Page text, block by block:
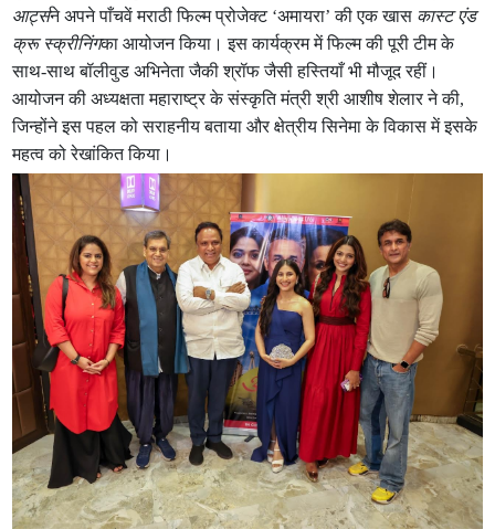
आर्ट्सने अपने पाँचवें मराठी फिल्म प्रोजेक्ट ‘अमायरा’ की एक खास कास्ट एंड
क्रू स्क्रीनिंगका आयोजन किया। इस कार्यक्रम में फिल्म की पूरी टीम के
साथ-साथ बॉलीवुड अभिनेता जैकी श्रॉफ जैसी हस्तियाँ भी मौजूद रहीं।
आयोजन की अध्यक्षता महाराष्ट्र के संस्कृति मंत्री श्री आशीष शेलार ने की,
जिन्होंने इस पहल को सराहनीय बताया और क्षेत्रीय सिनेमा के विकास में इसके
महत्व को रेखांकित किया।